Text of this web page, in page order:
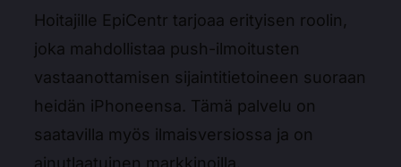
Hoitajille EpiCentr tarjoaa erityisen roolin,
joka mahdollistaa push-ilmoitusten
vastaanottamisen sijaintitietoineen suoraan
heidän iPhoneensa. Tämä palvelu on
saatavilla myös ilmaisversiossa ja on